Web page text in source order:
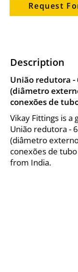
Request
Description
União redutora -
(diâmetro
conexões de
Vikay Fittings is a
União redutora -
(diâmetro
conexões de tubo
from India.